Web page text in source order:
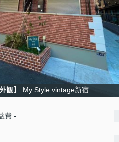
観】 My Style vintage新宿
費 -